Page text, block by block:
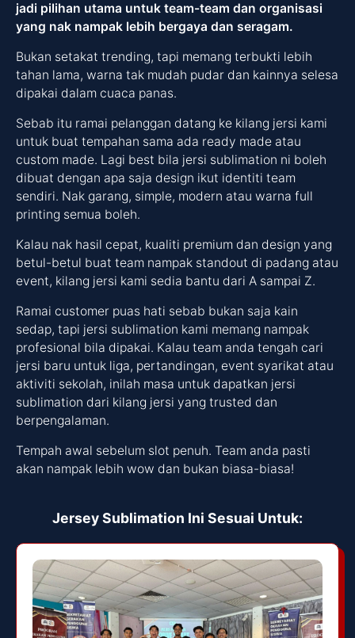
jadi pilihan utama untuk team-team dan organisasi
yang nak nampak lebih bergaya dan seragam.
Bukan setakat trending, tapi memang terbukti lebih
tahan lama, warna tak mudah pudar dan kainnya selesa
dipakai dalam cuaca panas.
Sebab itu ramai pelanggan datang ke kilang jersi kami
untuk buat tempahan sama ada ready made atau
custom made. Lagi best bila jersi sublimation ni boleh
dibuat dengan apa saja design ikut identiti team
sendiri. Nak garang, simple, modern atau warna full
printing semua boleh.
Kalau nak hasil cepat, kualiti premium dan design yang
betul-betul buat team nampak standout di padang atau
event, kilang jersi kami sedia bantu dari A sampai Z.
Ramai customer puas hati sebab bukan saja kain
sedap, tapi jersi sublimation kami memang nampak
profesional bila dipakai. Kalau team anda tengah cari
jersi baru untuk liga, pertandingan, event syarikat atau
aktiviti sekolah, inilah masa untuk dapatkan jersi
sublimation dari kilang jersi yang trusted dan
berpengalaman.
Tempah awal sebelum slot penuh. Team anda pasti
akan nampak lebih wow dan bukan biasa-biasa!
Jersey Sublimation Ini Sesuai Untuk: